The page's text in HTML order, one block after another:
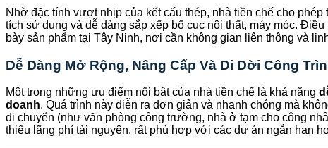
Nhờ đặc tính vượt nhịp của kết cấu thép, nhà tiền chế cho phép
tích sử dụng và dễ dàng sắp xếp bố cục nội thất, máy móc.
bày sản phẩm tại Tây Ninh, nơi cần không gian liên thông và
Dễ Dàng Mở Rộng, Nâng Cấp Và Di Dời Công
Một trong những ưu điểm nổi bật của nhà tiền chế là khả năng
doanh. Quá trình này diễn ra đơn giản và nhanh chóng mà
di chuyển (như văn phòng công trường, nhà ở tạm cho công
thiểu lãng phí tài nguyên, rất phù hợp với các dự án ngắn hạn